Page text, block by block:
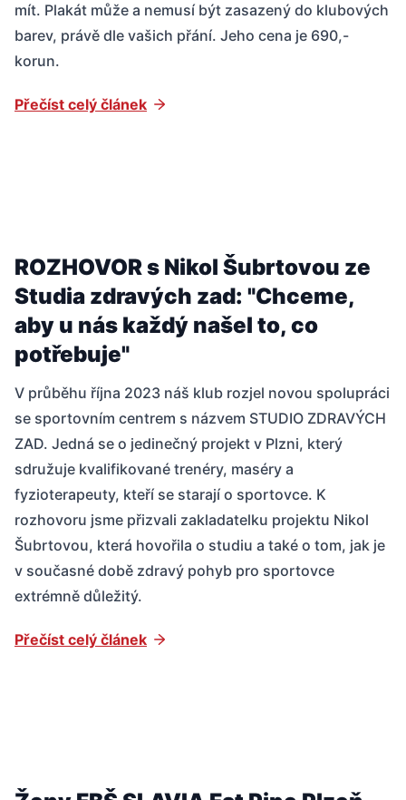
mít. Plakát může a nemusí být zasazený do klubových
barev, právě dle vašich přání. Jeho cena je 690,-
korun.
Přečíst celý článek
ROZHOVOR s Nikol Šubrtovou ze
Studia zdravých zad: "Chceme,
aby u nás každý našel to, co
potřebuje"
V průběhu října 2023 náš klub rozjel novou spolupráci
se sportovním centrem s názvem STUDIO ZDRAVÝCH
ZAD. Jedná se o jedinečný projekt v Plzni, který
sdružuje kvalifikované trenéry, maséry a
fyzioterapeuty, kteří se starají o sportovce. K
rozhovoru jsme přizvali zakladatelku projektu Nikol
Šubrtovou, která hovořila o studiu a také o tom, jak je
v současné době zdravý pohyb pro sportovce
extrémně důležitý.
Přečíst celý článek